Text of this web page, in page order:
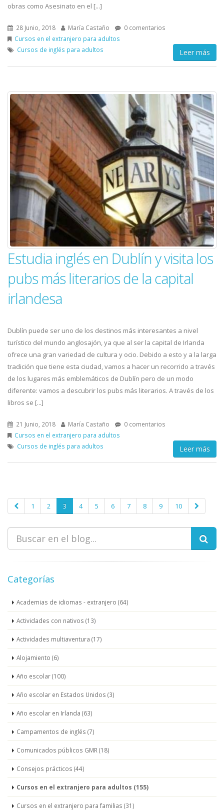
obras como Asesinato en el [...]
28 Junio, 2018 María Castaño
0 comentarios
Cursos en el extranjero para adultos
Cursos de inglés para adultos
Leer más
Estudia inglés en Dublín y visita los
pubs más literarios de la capital
irlandesa
Dublín puede ser uno de los destinos más interesantes a nivel
turístico del mundo anglosajón, ya que al ser la capital de Irlanda
ofrece una gran variedad de cultura y ocio. Debido a esto y a la larga
tradición que tiene esta ciudad, vamos a hacer un recorrido a través
de los lugares más emblemáticos de Dublín pero de un modo
diferente: vamos a descubrir los pubs más literarios. A través de los
libros se [...]
21 Junio, 2018 María Castaño
0 comentarios
Cursos en el extranjero para adultos
Cursos de inglés para adultos
Leer más
1 2 3 4 5 6 7 8 9 10
Categorías
Academias de idiomas - extranjero (64)
Actividades con nativos (13)
Actividades multiaventura (17)
Alojamiento (6)
Año escolar (100)
Año escolar en Estados Unidos (3)
Año escolar en Irlanda (63)
Campamentos de inglés (7)
Comunicados públicos GMR (18)
Consejos prácticos (44)
Cursos en el extranjero para adultos (155)
Cursos en el extranjero para familias (31)